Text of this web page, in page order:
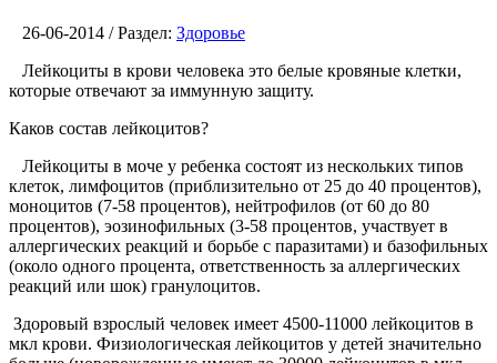
26-06-2014 / Раздел: Здоровье
Лейкоциты в крови человека это белые кровяные клетки,
которые отвечают за иммунную защиту.
Каков состав лейкоцитов?
Лейкоциты в моче у ребенка состоят из нескольких типов
клеток, лимфоцитов (приблизительно от 25 до 40 процентов),
моноцитов (7-58 процентов), нейтрофилов (от 60 до 80
процентов), эозинофильных (3-58 процентов, участвует в
аллергических реакций и борьбе с паразитами) и базофильных
(около одного процента, ответственность за аллергических
реакций или шок) гранулоцитов.
Здоровый взрослый человек имеет 4500-11000 лейкоцитов в
мкл крови. Физиологическая лейкоцитов у детей значительно